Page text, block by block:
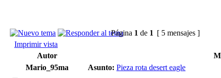
Página 1 de 1 [ 5 mensajes ]
Imprimir vista
Autor
Mario_95ma
Asunto: Pieza rota desert eagle